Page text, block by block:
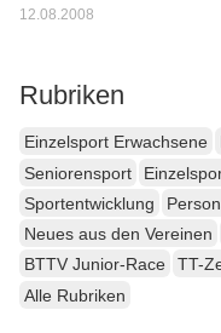
12.08.2008
Rubriken
Einzelsport Erwachsene
Seniorensport
Sportentwicklung
Neues aus den Vereinen
BTTV Junior-Race
TT-
Alle Rubriken